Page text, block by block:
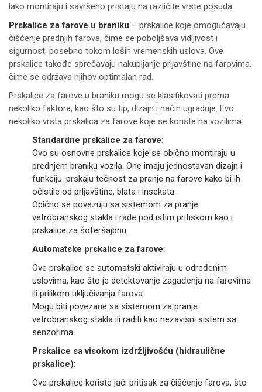
lako montiraju i savršeno pristaju na različite vrste posuda.
Prskalice za farove u braniku – prskalice koje omogućavaju
čišćenje prednjih farova, čime se poboljšava vidljivost i
sigurnost, posebno tokom loših vremenskih uslova. Ove
prskalice takođe sprečavaju nakupljanje prljavštine na farovima,
čime se održava njihov optimalan rad.
Prskalice za farove u braniku mogu se klasifikovati prema
nekoliko faktora, kao što su tip, dizajn i način ugradnje. Evo
nekoliko vrsta prskalica za farove koje se koriste na vozilima:
Standardne prskalice za farove:
Ovo su osnovne prskalice koje se obično montiraju u
prednjem braniku vozila. One imaju jednostavan dizajn i
funkciju: prskaju tečnost za pranje na farove kako bi ih
očistile od prljavštine, blata i insekata.
Obično se povezuju sa sistemom za pranje
vetrobranskog stakla i rade pod istim pritiskom kao i
prskalice za šoferšajbnu.
Automatske prskalice za farove:
Ove prskalice se automatski aktiviraju u određenim
uslovima, kao što je detektovanje zagađenja na farovima
ili prilikom uključivanja farova.
Mogu biti povezane sa sistemom za pranje
vetrobranskog stakla ili raditi kao nezavisni sistem sa
senzorima.
Prskalice sa visokom izdržljivošću (hidraulične
prskalice):
Ove prskalice koriste jači pritisak za čišćenje farova, što